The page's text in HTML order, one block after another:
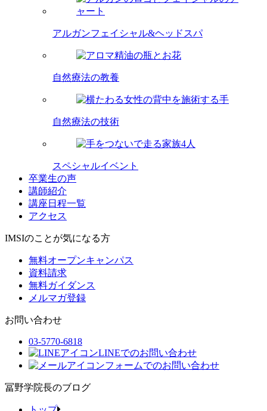
アルガンフェイシャル&ヘッドスパ
自然療法の教養
自然療法の技術
スペシャルイベント
卒業生の声
講師紹介
講座日程一覧
アクセス
IMSIのことが気になる方
無料オープンキャンパス
資料請求
無料ガイダンス
メルマガ登録
お問い合わせ
03-5770-6818
LINEでのお問い合わせ
フォームでのお問い合わせ
冨野学院長のブログ